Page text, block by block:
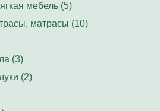
мебель (5)
матрасы (10)
(3)
(2)